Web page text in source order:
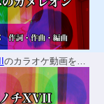
のカラオケ動画を…